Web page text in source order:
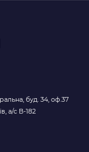
буд. 34, оф.37
а/с В-182